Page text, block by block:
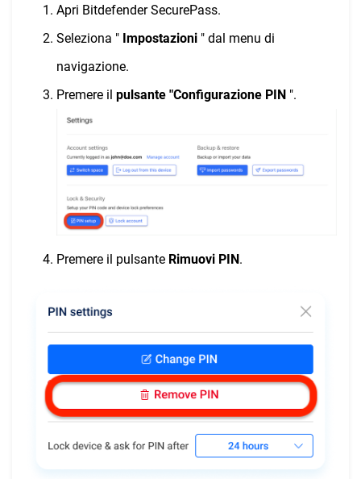
Apri Bitdefender SecurePass.
Seleziona " Impostazioni " dal menu di
navigazione.
Premere il pulsante "Configurazione PIN ".
Premere il pulsante Rimuovi PIN.